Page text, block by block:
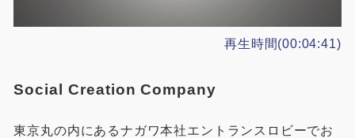
再生時間(00:04:41)
Social Creation Company
東京丸の内にあるナガワ本社エントランスロビーでお